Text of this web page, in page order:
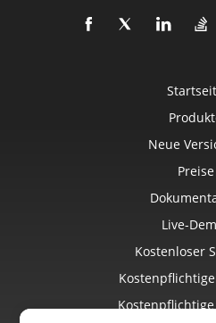
Neue
Preise
Live-
Kostenloser